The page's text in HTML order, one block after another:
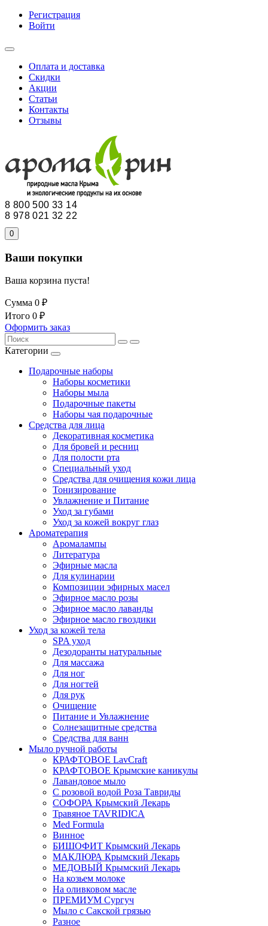
Регистрация
Войти
Оплата и доставка
Скидки
Акции
Статьи
Контакты
Отзывы
8 800 500 33 14
8 978 021 32 22
0
Ваши покупки
Ваша корзина пуста!
Сумма 0 ₽
Итого 0 ₽
Оформить заказ
Категории
Подарочные наборы
Наборы косметики
Наборы мыла
Подарочные пакеты
Наборы чая подарочные
Средства для лица
Декоративная косметика
Для бровей и ресниц
Для полости рта
Специальный уход
Средства для очищения кожи лица
Тонизирование
Увлажнение и Питание
Уход за губами
Уход за кожей вокруг глаз
Ароматерапия
Аромалампы
Литература
Эфирные масла
Для кулинарии
Композиции эфирных масел
Эфирное масло розы
Эфирное масло лаванды
Эфирное масло гвоздики
Уход за кожей тела
SPA уход
Дезодоранты натуральные
Для массажа
Для ног
Для ногтей
Для рук
Очищение
Питание и Увлажнение
Солнезащитные средства
Средства для ванн
Мыло ручной работы
КРАФТОВОЕ LavCraft
КРАФТОВОЕ Крымские каникулы
Лавандовое мыло
С розовой водой Роза Тавриды
СОФОРА Крымский Лекарь
Травяное TAVRIDICA
Med Formula
Винное
БИШОФИТ Крымский Лекарь
МАКЛЮРА Крымский Лекарь
МЕДОВЫЙ Крымский Лекарь
На козьем молоке
На оливковом масле
ПРЕМИУМ Сургуч
Мыло с Сакской грязью
Разное